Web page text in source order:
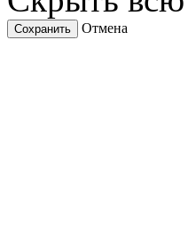
Сохранить Отмена